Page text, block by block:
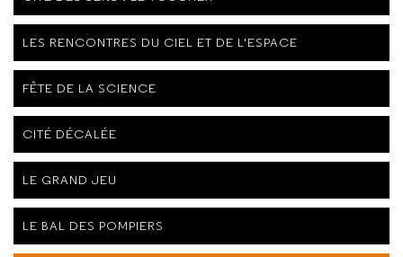
LES RENCONTRES DU CIEL ET DE L'ESPACE
FÊTE DE LA SCIENCE
CITÉ DÉCALÉE
LE GRAND JEU
LE BAL DES POMPIERS